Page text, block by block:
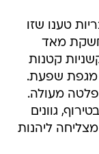
טענו שזו
מאד
קטנות
מגפת שפעת.
מעולה.
גוונים
ליהנות